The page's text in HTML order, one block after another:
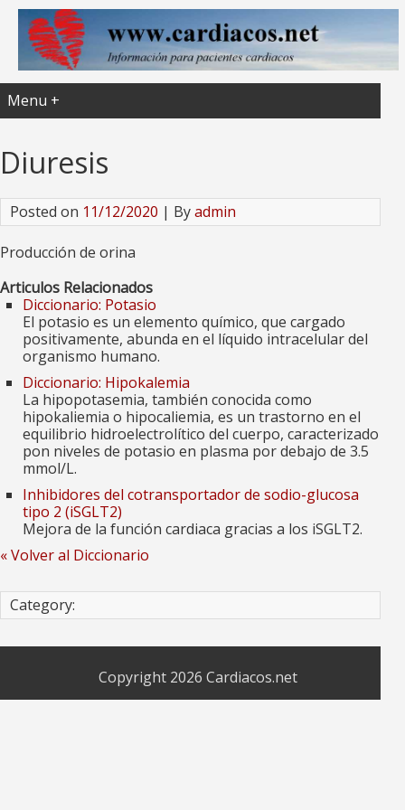
Menu +
Diuresis
Posted on 11/12/2020 | Byadmin
Producción de orina
Articulos Relacionados
Diccionario: Potasio
El potasio es un elemento químico, que cargado
positivamente, abunda en el líquido intracelular del
organismo humano.
Diccionario: Hipokalemia
La hipopotasemia, también conocida como
hipokaliemia o hipocaliemia, es un trastorno en el
equilibrio hidroelectrolítico del cuerpo, caracterizado
pon niveles de potasio en plasma por debajo de 3.5
mmol/L.
Inhibidores del cotransportador de sodio-glucosa
tipo 2 (iSGLT2)
Mejora de la función cardiaca gracias a los iSGLT2.
« Volver al Diccionario
Category:
Copyright 2026 Cardiacos.net